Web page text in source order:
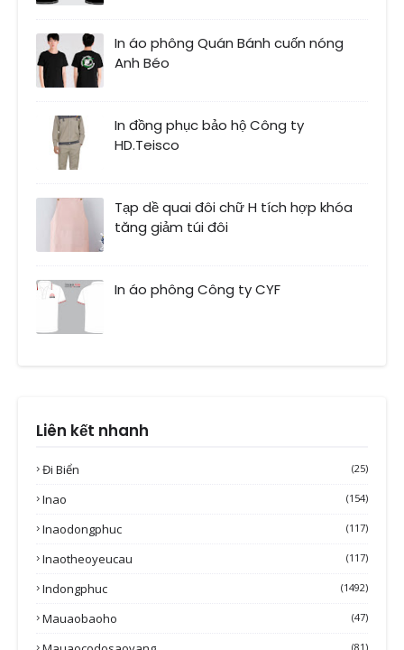
In áo phông Quán Bánh cuốn nóng
Anh Béo
In đồng phục bảo hộ Công ty
HD.Teisco
Tạp dề quai đôi chữ H tích hợp khóa
tăng giảm túi đôi
In áo phông Công ty CYF
Liên kết nhanh
Đi Biển (25)
Inao (154)
Inaodongphuc (117)
Inaotheoyeucau (117)
Indongphuc (1492)
Mauaobaoho (47)
(81)